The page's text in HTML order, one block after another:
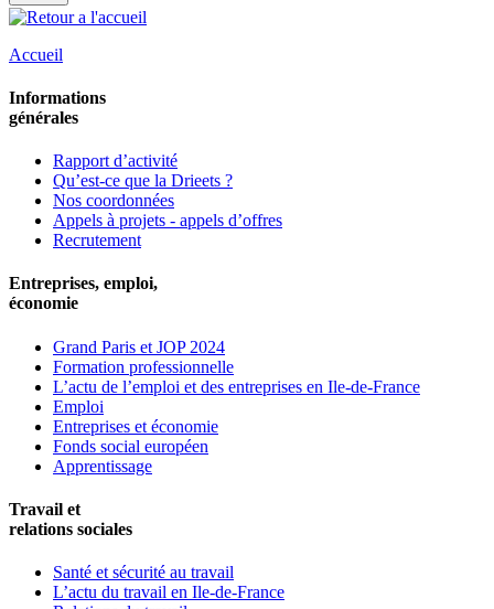
Accueil
Informations
générales
Rapport d’activité
Qu’est-ce que la Drieets ?
Nos coordonnées
Appels à projets - appels d’offres
Recrutement
Entreprises, emploi,
économie
Grand Paris et JOP 2024
Formation professionnelle
L’actu de l’emploi et des entreprises en Ile-de-France
Emploi
Entreprises et économie
Fonds social européen
Apprentissage
Travail et
relations sociales
Santé et sécurité au travail
L’actu du travail en Ile-de-France